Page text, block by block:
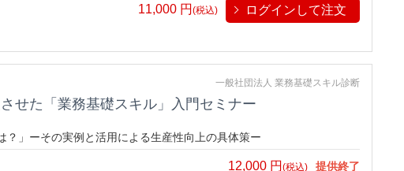
11,000 円(税込) ログインして注文
一般社団法人 業務基礎スキル診断
せた「業務基礎スキル」入門セミナー
？」ーその実例と活用による生産性向上の具体策ー
12,000 円(税込) 提供終了